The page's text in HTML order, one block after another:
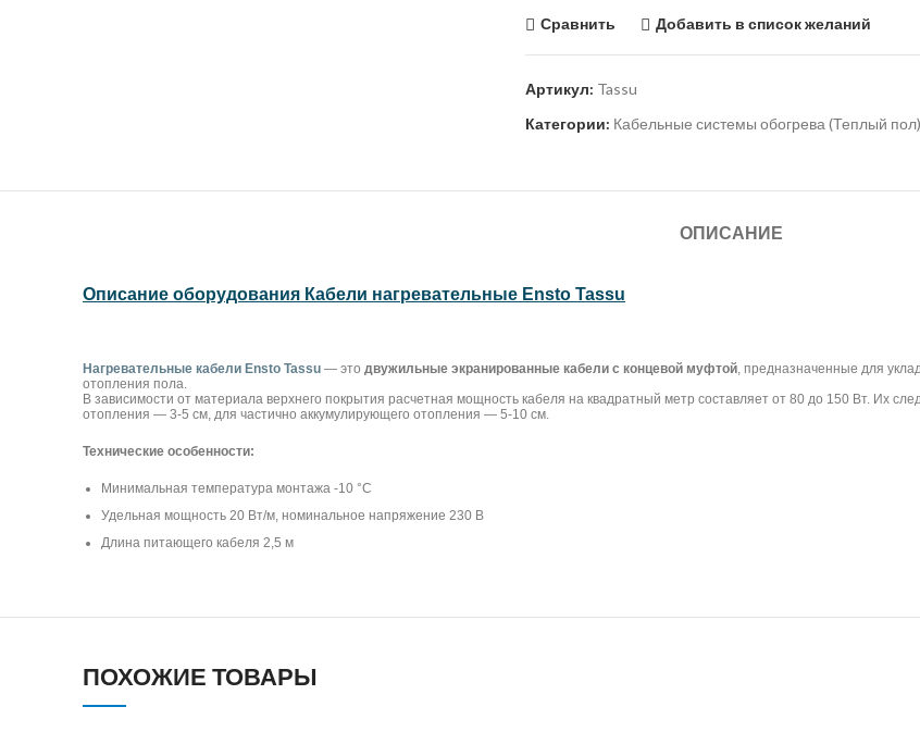
Сравнить Добавить в список желаний
Артикул: Tassu
Категории: Кабельные системы обогрева (Теплый пол)
ОПИСАНИЕ
Описание оборудования Кабели нагревательные Ensto Tassu
Нагревательные кабели Ensto Tassu — это двужильные экранированные кабели с концевой муфтой , предназначенные для
отопления пола.
В зависимости от материала верхнего покрытия расчетная мощность кабеля на квадратный метр составляет от 80 до 150 Вт. Их
отопления — 3-5 см, для частично аккумулирующего отопления — 5-10 см.
Технические особенности:
Минимальная температура монтажа -10 °С
Удельная мощность 20 Вт/м, номинальное напряжение 230 В
Длина питающего кабеля 2,5 м
ПОХОЖИЕ ТОВАРЫ